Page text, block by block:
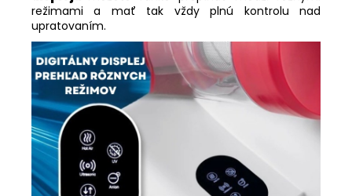
režimami a mať tak vždy plnú kontrolu nad
upratovaním.